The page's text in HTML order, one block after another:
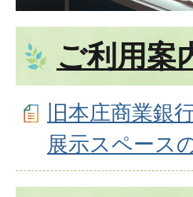
ス
ご利用案
旧本庄商業銀
展示スペース